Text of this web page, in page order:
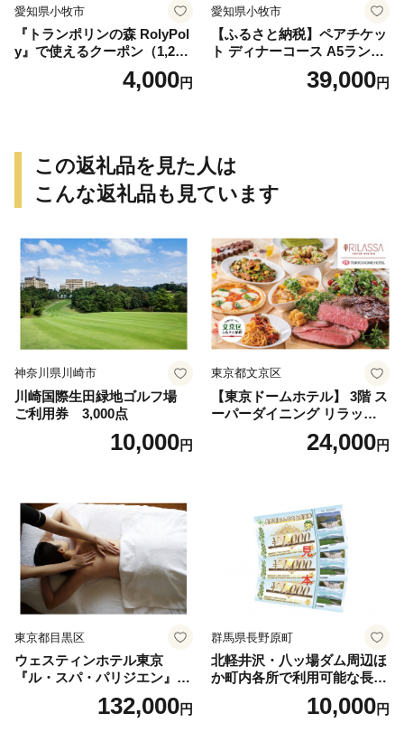
愛知県小牧市
『トランポリンの森 RolyPol
y』で使えるクーポン（1,200
4,000円
愛知県小牧市
【ふるさと納税】ペアチケッ
ト ディナーコース A5ランク
飛騨牛 コース 記念日 お誕生
日 特別な日 完全個室 ノンア
県 小牧市 送料無料
39,000円
この返礼品を見た人は
こんな返礼品も見ています
神奈川県川崎市
川崎国際生田緑地ゴルフ場
ご利用券 3,000点
10,000円
東京都文京区
【東京ドームホテル】 3階 ス
ーパーダイニング リラッサ
ランチブッフェ お食事券 大
人1名様分 関東 東京 ご利用
24,000円
東京都目黒区
ウェスティンホテル東京
『ル・スパ・パリジエン』選
べるボディセラピー90分/1名
132,000円
群馬県長野原町
北軽井沢・八ッ場ダム周辺ほ
か町内各所で利用可能な長野
原町ふるさと感謝券（3,000
円分）【トラベル 観光 旅行
10,000円